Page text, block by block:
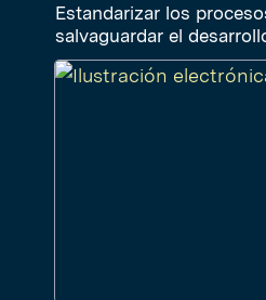
Estandarizar los
salvaguardar el